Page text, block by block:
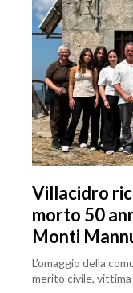
Villacidro
morto 50
Monti
L’omaggio della
merito civile,